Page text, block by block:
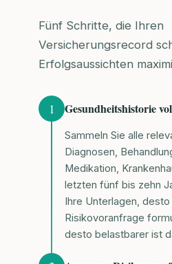
Fünf Schritte, die Ihren
Versicherungsrecord
Erfolgsaussichten
1 Gesundheitshistorie
Sammeln Sie alle
Diagnosen,
Medikation,
letzten fünf bis zehn
Ihre Unterlagen,
Risikovoranfrage
desto belastbarer ist